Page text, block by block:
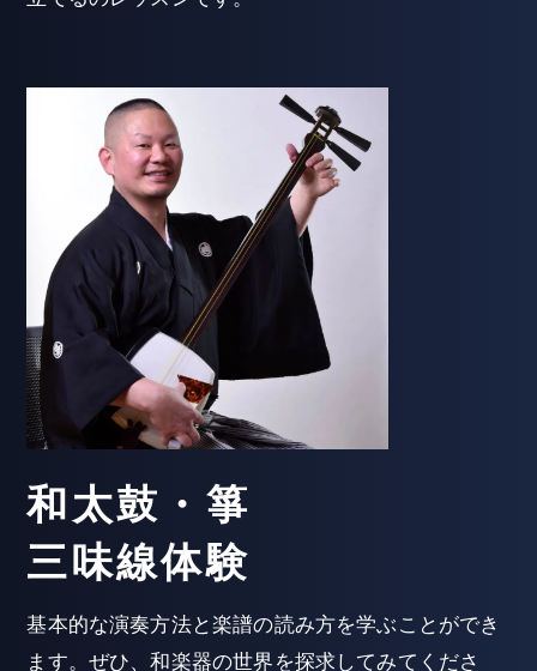
和太鼓・箏
三味線体験
基本的な演奏方法と楽譜の読み方を学ぶことができ
ます。ぜひ、和楽器の世界を探求してみてくださ